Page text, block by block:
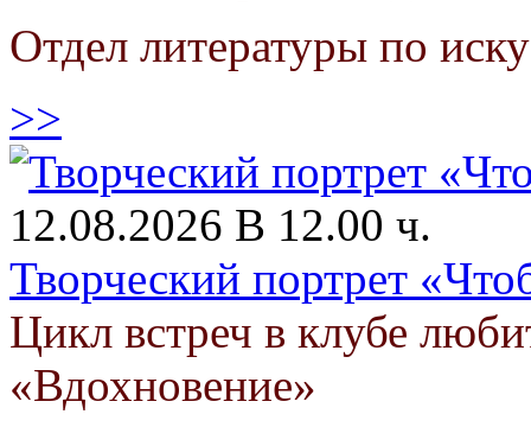
Отдел литературы по
>>
12.08.2026 В 12.00 ч.
Творческий портрет
Цикл встреч в клубе
«Вдохновение»